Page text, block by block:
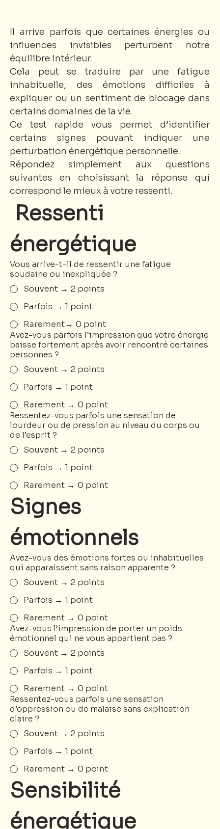
Il arrive parfois que certaines énergies ou
influences invisibles perturbent notre
équilibre intérieur.
Cela peut se traduire par une fatigue
inhabituelle, des émotions difficiles à
expliquer ou un sentiment de blocage dans
certains domaines de la vie.
Ce test rapide vous permet d’identifier
certains signes pouvant indiquer une
perturbation énergétique personnelle.
Répondez simplement aux questions
suivantes en choisissant la réponse qui
correspond le mieux à votre ressenti.
Ressenti
énergétique
Vous arrive-t-il de ressentir une fatigue
soudaine ou inexpliquée ?
Souvent → 2 points
Parfois → 1 point
Rarement→ 0 point
Avez-vous parfois l’impression que votre énergie
baisse fortement après avoir rencontré certaines
personnes ?
Souvent → 2 points
Parfois → 1 point
Rarement → 0 point
Ressentez-vous parfois une sensation de
lourdeur ou de pression au niveau du corps ou
de l’esprit ?
Souvent → 2 points
Parfois → 1 point
Rarement → 0 point
Signes
émotionnels
Avez-vous des émotions fortes ou inhabituelles
qui apparaissent sans raison apparente ?
Souvent → 2 points
Parfois → 1 point
Rarement → 0 point
Avez-vous l’impression de porter un poids
émotionnel qui ne vous appartient pas ?
Souvent → 2 points
Parfois → 1 point
Rarement → 0 point
Ressentez-vous parfois une sensation
d’oppression ou de malaise sans explication
claire ?
Souvent → 2 points
Parfois → 1 point
Rarement → 0 point
Sensibilité
énergétique